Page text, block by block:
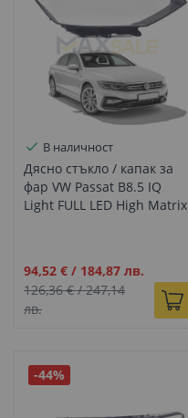
В наличност
Дясно стъкло / капак за
фар VW Passat B8.5 IQ
Light FULL LED High Matrix
Промо
цена
94,52 € / 184,87 лв.
126,36 €/247,14
лв.
-44%